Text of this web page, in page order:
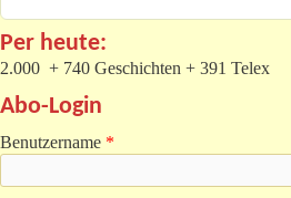
Per heute:
2.000 + 740 Geschichten + 391 Telex
Abo-Login
Benutzername *